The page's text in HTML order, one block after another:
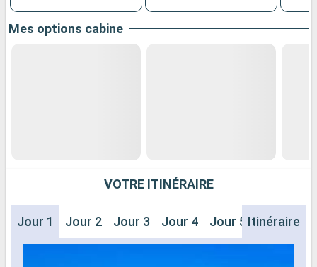
Mes options cabine
VOTRE ITINÉRAIRE
Jour 1 Jour 2 Jour 3 Jour 4 Jour 5 Itinéraire